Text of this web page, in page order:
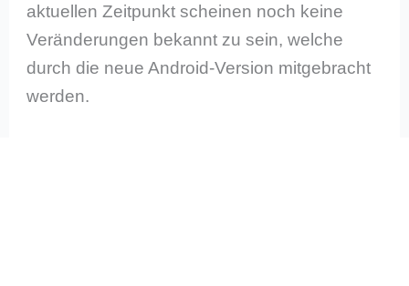
aktuellen Zeitpunkt scheinen noch keine
Veränderungen bekannt zu sein, welche
durch die neue Android-Version mitgebracht
werden.